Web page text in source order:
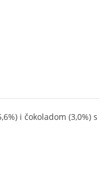
i čokoladom (3,0%) s